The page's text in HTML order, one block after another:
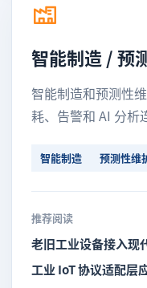
智能制造 / 预
智能制造和预测性
耗、告警和 AI 分析
智能制造 预测性维
推荐阅读
老旧工业设备接入现
工业 IoT 协议适配层